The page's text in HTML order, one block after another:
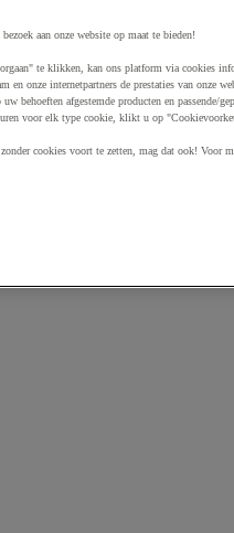
aan onze website op maat te bieden!
te klikken, kan ons platform via cookies
en onze internetpartners de prestaties van onze
behoeften afgestemde producten en passende/
voor elk type cookie, klikt u op
cookies voort te zetten, mag dat ook! Voor